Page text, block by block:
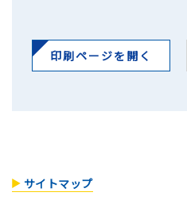
印刷ページを開く
サイトマップ